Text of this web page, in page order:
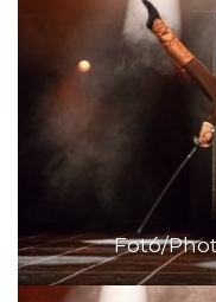
Fotó/